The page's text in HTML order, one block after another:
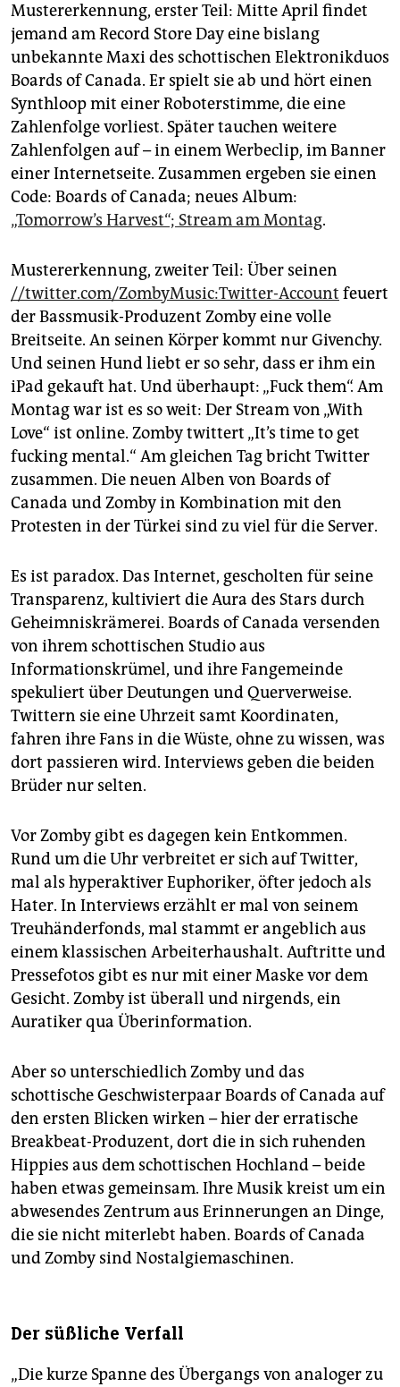
fragen & hilfe
unterstützen
abo
genossenschaft
epaper login
Mustererkennung, erster Teil: Mitte April findet
jemand am Record Store Day eine bislang
unbekannte Maxi des schottischen Elektronikduos
Boards of Canada. Er spielt sie ab und hört einen
Synthloop mit einer Roboterstimme, die eine
Zahlenfolge vorliest. Später tauchen weitere
Zahlenfolgen auf – in einem Werbeclip, im Banner
einer Internetseite. Zusammen ergeben sie einen
Code: Boards of Canada; neues Album:
„Tomorrow’s Harvest“; Stream am Montag.
Mustererkennung, zweiter Teil: Über seinen
//twitter.com/ZombyMusic:Twitter-Account feuert
der Bassmusik-Produzent Zomby eine volle
Breitseite. An seinen Körper kommt nur Givenchy.
Und seinen Hund liebt er so sehr, dass er ihm ein
iPad gekauft hat. Und überhaupt: „Fuck them“. Am
Montag war ist es so weit: Der Stream von „With
Love“ ist online. Zomby twittert „It’s time to get
fucking mental.“ Am gleichen Tag bricht Twitter
zusammen. Die neuen Alben von Boards of
Canada und Zomby in Kombination mit den
Protesten in der Türkei sind zu viel für die Server.
Es ist paradox. Das Internet, gescholten für seine
Transparenz, kultiviert die Aura des Stars durch
Geheimniskrämerei. Boards of Canada versenden
von ihrem schottischen Studio aus
Informationskrümel, und ihre Fangemeinde
spekuliert über Deutungen und Querverweise.
Twittern sie eine Uhrzeit samt Koordinaten,
fahren ihre Fans in die Wüste, ohne zu wissen, was
dort passieren wird. Interviews geben die beiden
Brüder nur selten.
Vor Zomby gibt es dagegen kein Entkommen.
Rund um die Uhr verbreitet er sich auf Twitter,
mal als hyperaktiver Euphoriker, öfter jedoch als
Hater. In Interviews erzählt er mal von seinem
Treuhänderfonds, mal stammt er angeblich aus
einem klassischen Arbeiterhaushalt. Auftritte und
Pressefotos gibt es nur mit einer Maske vor dem
Gesicht. Zomby ist überall und nirgends, ein
Auratiker qua Überinformation.
Aber so unterschiedlich Zomby und das
schottische Geschwisterpaar Boards of Canada auf
den ersten Blicken wirken – hier der erratische
Breakbeat-Produzent, dort die in sich ruhenden
Hippies aus dem schottischen Hochland – beide
haben etwas gemeinsam. Ihre Musik kreist um ein
abwesendes Zentrum aus Erinnerungen an Dinge,
die sie nicht miterlebt haben. Boards of Canada
und Zomby sind Nostalgiemaschinen.
Der süßliche Verfall
„Die kurze Spanne des Übergangs von analoger zu